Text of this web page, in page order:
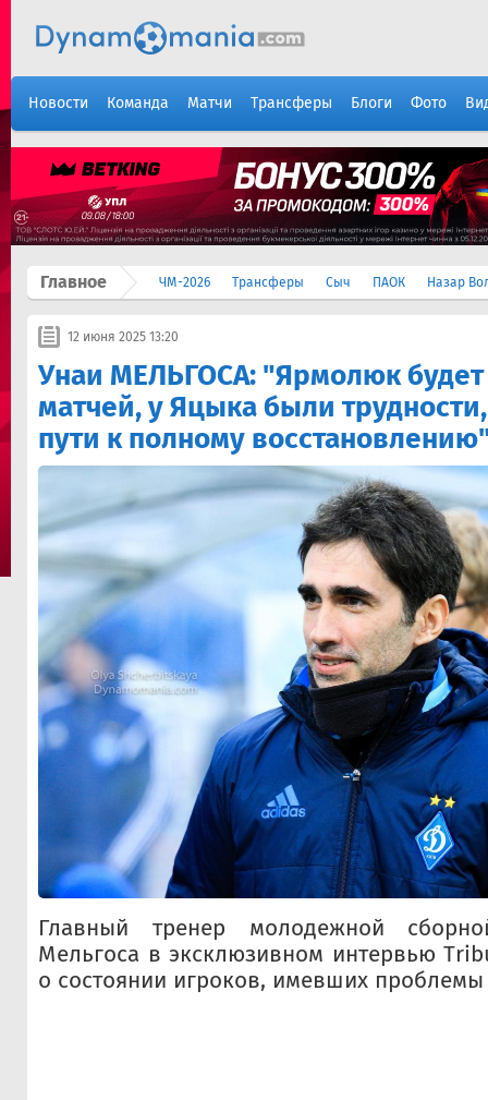
Новости Команда Матчи Трансферы Блоги Фото
Главное ЧМ-2026 Трансферы Сыч ПАОК Назар
12 июня 2025 13:20
Унаи МЕЛЬГОСА: "Ярмолюк будет
матчей, у Яцыка были
пути к полному
Главный тренер молодежной
Мельгоса в эксклюзивном интервью
о состоянии игроков, имевших